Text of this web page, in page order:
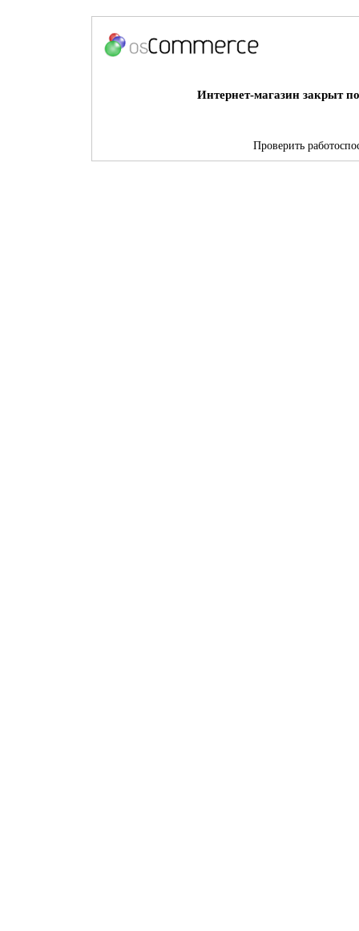
Интернет-магазин закрыт
Проверить